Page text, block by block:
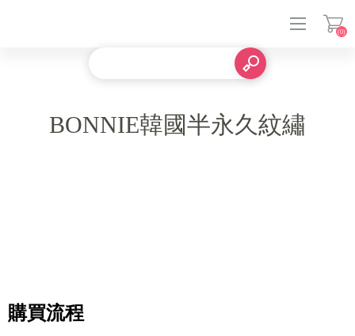
(0)
BONNIE韓國半永久紋繡
購買流程